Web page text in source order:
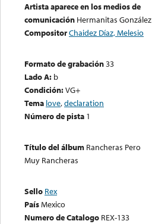
Artista aparece en los medios de
comunicación Hermanitas González
CompositorChaidez Díaz, Melesio
Formato de grabación33
Lado A: b
Condición:VG+
Tema love,declaration
Número de pista 1
Título del álbum Rancheras Pero
Muy Rancheras
Sello Rex
PaísMexico
Numero de Catalogo REX-133